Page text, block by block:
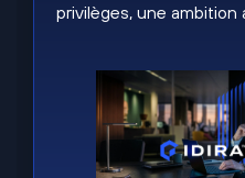
privilèges, une ambition